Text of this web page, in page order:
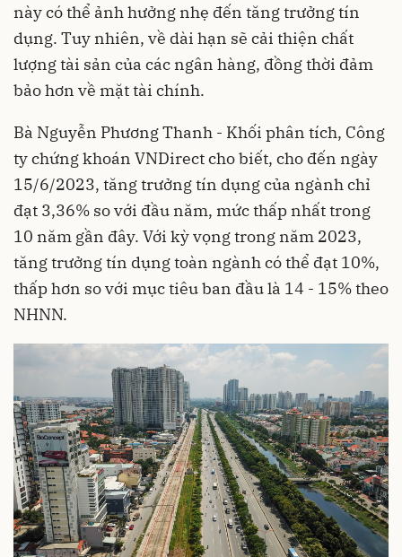
này có thể ảnh hưởng nhẹ đến tăng trưởngtín
dụng. Tuy nhiên, về dài hạn sẽ cải thiện chất
lượng tài sản của các ngân hàng, đồng thời đảm
bảo hơn về mặt tài chính.
Bà Nguyễn Phương Thanh - Khối phân tích, Công
ty chứng khoán VNDirect cho biết, cho đến ngày
15/6/2023, tăng trưởng tín dụng của ngành chỉ
đạt 3,36% so với đầu năm, mức thấp nhất trong
10 năm gần đây. Với kỳ vọng trong năm 2023,
tăng trưởng tín dụng toàn ngành có thể đạt 10%,
thấp hơn so với mục tiêu ban đầu là 14 - 15% theo
NHNN.